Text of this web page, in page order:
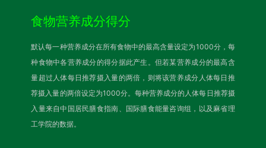
食物营养成分得分
默认每一种营养成分在所有食物中的最高含量设定为1000分，每
种食物中各营养成分的得分据此产生。但若某营养成分的最高含
量超过人体每日推荐摄入量的两倍，则将该营养成分人体每日推
荐摄入量的两倍设定为1000分。每种营养成分的人体每日推荐摄
入量来自中国居民膳食指南、国际膳食能量咨询组，以及麻省理
工学院的数据。